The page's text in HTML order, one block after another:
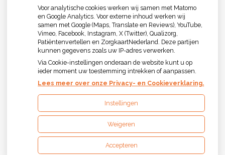
Uw Zorg Online|Beheer
Privacy verklaring| Cookie-instellingen| Voorwaarden
Voor analytische cookies werken wij samen met Matomo
en Google Analytics. Voor externe inhoud werken wij
samen met Google (Maps, Translate en Reviews), YouTube,
Vimeo, Facebook, Instagram, X (Twitter), Qualizorg,
Patiëntenvertellen en ZorgkaartNederland. Deze partijen
kunnen gegevens zoals uw IP-adres verwerken.
Via Cookie-instellingen onderaan de website kunt u op
ieder moment uw toestemming intrekken of aanpassen.
Lees meer over onze Privacy- en Cookieverklaring.
Instellingen
Weigeren
Accepteren